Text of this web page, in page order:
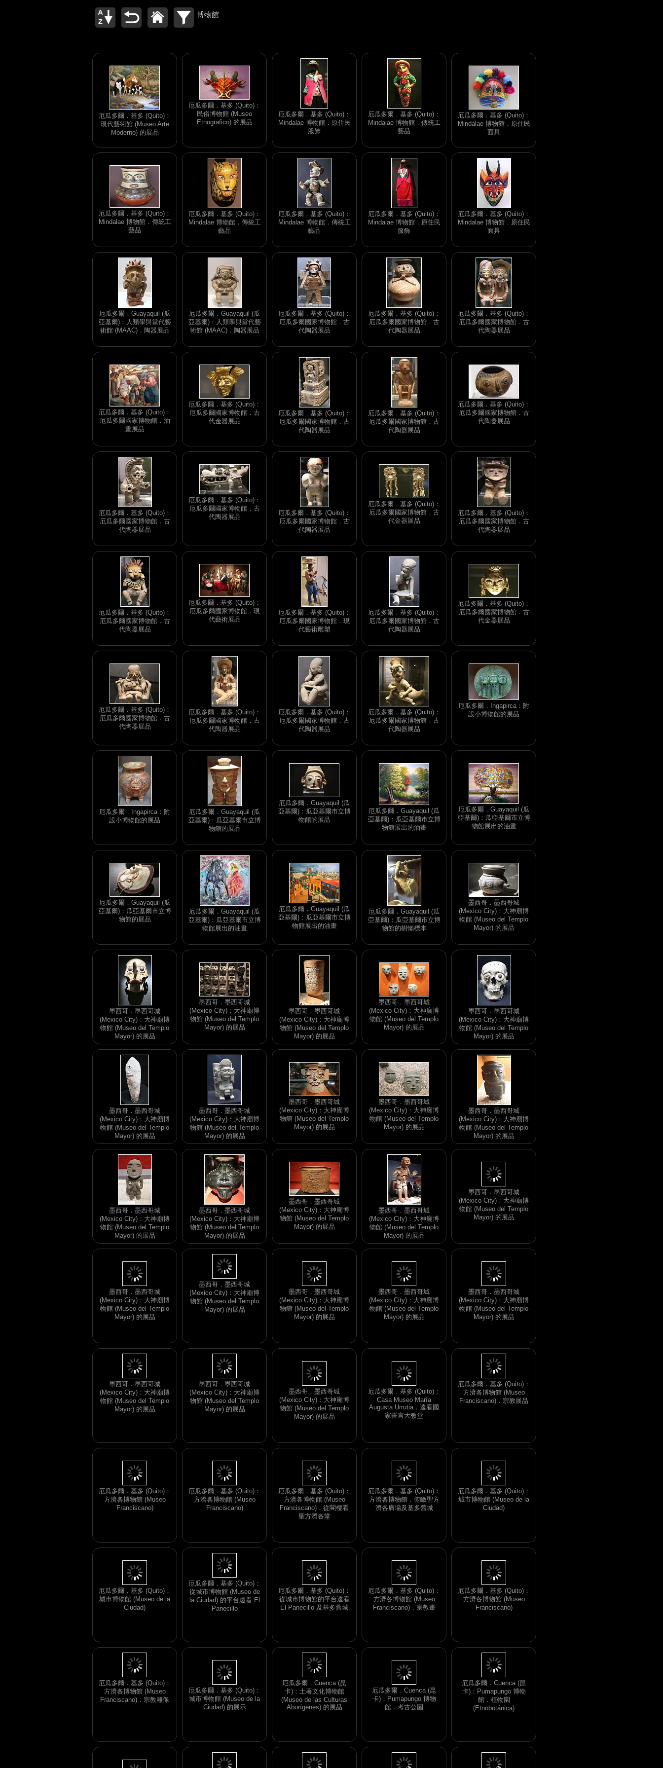
博物館
厄瓜多爾．基多 (Quito)：
現代藝術館 (Museo Arte
Moderno) 的展品
厄瓜多爾．基多 (Quito)：
民俗博物館 (Museo
Etnografico) 的展品
厄瓜多爾．基多 (Quito)：
Mindalae 博物館．原住民
服飾
厄瓜多爾．基多 (Quito)：
Mindalae 博物館．傳統工
藝品
厄瓜多爾．基多 (Quito)：
Mindalae 博物館．原住民
面具
厄瓜多爾．基多 (Quito)：
Mindalae 博物館．傳統工
藝品
厄瓜多爾．基多 (Quito)：
Mindalae 博物館．傳統工
藝品
厄瓜多爾．基多 (Quito)：
Mindalae 博物館．傳統工
藝品
厄瓜多爾．基多 (Quito)：
Mindalae 博物館．原住民
服飾
厄瓜多爾．基多 (Quito)：
Mindalae 博物館．原住民
面具
厄瓜多爾．Guayaquil (瓜
亞基爾)：人類學與當代藝
術館 (MAAC)．陶器展品
厄瓜多爾．Guayaquil (瓜
亞基爾)：人類學與當代藝
術館 (MAAC)．陶器展品
厄瓜多爾．基多 (Quito)：
厄瓜多爾國家博物館．古
代陶器展品
厄瓜多爾．基多 (Quito)：
厄瓜多爾國家博物館．古
代陶器展品
厄瓜多爾．基多 (Quito)：
厄瓜多爾國家博物館．古
代陶器展品
厄瓜多爾．基多 (Quito)：
厄瓜多爾國家博物館．油
畫展品
厄瓜多爾．基多 (Quito)：
厄瓜多爾國家博物館．古
代金器展品
厄瓜多爾．基多 (Quito)：
厄瓜多爾國家博物館．古
代陶器展品
厄瓜多爾．基多 (Quito)：
厄瓜多爾國家博物館．古
代陶器展品
厄瓜多爾．基多 (Quito)：
厄瓜多爾國家博物館．古
代陶器展品
厄瓜多爾．基多 (Quito)：
厄瓜多爾國家博物館．古
代陶器展品
厄瓜多爾．基多 (Quito)：
厄瓜多爾國家博物館．古
代陶器展品
厄瓜多爾．基多 (Quito)：
厄瓜多爾國家博物館．古
代陶器展品
厄瓜多爾．基多 (Quito)：
厄瓜多爾國家博物館．古
代金器展品
厄瓜多爾．基多 (Quito)：
厄瓜多爾國家博物館．古
代陶器展品
厄瓜多爾．基多 (Quito)：
厄瓜多爾國家博物館．古
代陶器展品
厄瓜多爾．基多 (Quito)：
厄瓜多爾國家博物館．現
代藝術展品
厄瓜多爾．基多 (Quito)：
厄瓜多爾國家博物館．現
代藝術雕塑
厄瓜多爾．基多 (Quito)：
厄瓜多爾國家博物館．古
代陶器展品
厄瓜多爾．基多 (Quito)：
厄瓜多爾國家博物館．古
代金器展品
厄瓜多爾．基多 (Quito)：
厄瓜多爾國家博物館．古
代陶器展品
厄瓜多爾．基多 (Quito)：
厄瓜多爾國家博物館．古
代陶器展品
厄瓜多爾．基多 (Quito)：
厄瓜多爾國家博物館．古
代陶器展品
厄瓜多爾．基多 (Quito)：
厄瓜多爾國家博物館．古
代陶器展品
厄瓜多爾．Ingapirca：附
設小博物館的展品
厄瓜多爾．Ingapirca：附
設小博物館的展品
厄瓜多爾．Guayaquil (瓜
亞基爾)：瓜亞基爾市立博
物館的展品
厄瓜多爾．Guayaquil (瓜
亞基爾)：瓜亞基爾市立博
物館的展品
厄瓜多爾．Guayaquil (瓜
亞基爾)：瓜亞基爾市立博
物館展出的油畫
厄瓜多爾．Guayaquil (瓜
亞基爾)：瓜亞基爾市立博
物館展出的油畫
厄瓜多爾．Guayaquil (瓜
亞基爾)：瓜亞基爾市立博
物館的展品
厄瓜多爾．Guayaquil (瓜
亞基爾)：瓜亞基爾市立博
物館展出的油畫
厄瓜多爾．Guayaquil (瓜
亞基爾)：瓜亞基爾市立博
物館展出的油畫
厄瓜多爾．Guayaquil (瓜
亞基爾)：瓜亞基爾市立博
物館的樹懶標本
墨西哥．墨西哥城
(Mexico City)：大神廟博
物館 (Museo del Templo
Mayor) 的展品
墨西哥．墨西哥城
(Mexico City)：大神廟博
物館 (Museo del Templo
Mayor) 的展品
墨西哥．墨西哥城
(Mexico City)：大神廟博
物館 (Museo del Templo
Mayor) 的展品
墨西哥．墨西哥城
(Mexico City)：大神廟博
物館 (Museo del Templo
Mayor) 的展品
墨西哥．墨西哥城
(Mexico City)：大神廟博
物館 (Museo del Templo
Mayor) 的展品
墨西哥．墨西哥城
(Mexico City)：大神廟博
物館 (Museo del Templo
Mayor) 的展品
墨西哥．墨西哥城
(Mexico City)：大神廟博
物館 (Museo del Templo
Mayor) 的展品
墨西哥．墨西哥城
(Mexico City)：大神廟博
物館 (Museo del Templo
Mayor) 的展品
墨西哥．墨西哥城
(Mexico City)：大神廟博
物館 (Museo del Templo
Mayor) 的展品
墨西哥．墨西哥城
(Mexico City)：大神廟博
物館 (Museo del Templo
Mayor) 的展品
墨西哥．墨西哥城
(Mexico City)：大神廟博
物館 (Museo del Templo
Mayor) 的展品
墨西哥．墨西哥城
(Mexico City)：大神廟博
物館 (Museo del Templo
Mayor) 的展品
墨西哥．墨西哥城
(Mexico City)：大神廟博
物館 (Museo del Templo
Mayor) 的展品
墨西哥．墨西哥城
(Mexico City)：大神廟博
物館 (Museo del Templo
Mayor) 的展品
墨西哥．墨西哥城
(Mexico City)：大神廟博
物館 (Museo del Templo
Mayor) 的展品
墨西哥．墨西哥城
(Mexico City)：大神廟博
墨西哥．墨西哥城
(Mexico City)：大神廟博
物館 (Museo del Templo
墨西哥．墨西哥城
墨西哥．墨西哥城
(Mexico City)：大神廟博
物館 (Museo del Templo
墨西哥．墨西哥城
(Mexico City)：大神廟博
物館 (Museo del Templo
墨西哥．墨西哥城
(Mexico City)：大神廟博
物館 (Museo del Templo
墨西哥．墨西哥城
墨西哥．墨西哥城
墨西哥．墨西哥城
(Mexico City)：大神廟博
物館 (Museo del Templo
厄瓜多爾．基多 (Quito)：
Casa Museo María
Augusta Urrutia．遠看國
厄瓜多爾．基多 (Quito)：
方濟各博物館 (Museo
厄瓜多爾．基多 (Quito)：
方濟各博物館 (Museo
厄瓜多爾．基多 (Quito)：
方濟各博物館 (Museo
Franciscano)．從閣樓看
厄瓜多爾．基多 (Quito)：
方濟各博物館．俯瞰聖方
厄瓜多爾．基多 (Quito)：
城市博物館 (Museo de la
Ciudad)
厄瓜多爾．基多 (Quito)：
城市博物館 (Museo de la
厄瓜多爾．基多 (Quito)：
厄瓜多爾．基多 (Quito)：
從城市博物館的平台遠看
厄瓜多爾．基多 (Quito)：
方濟各博物館 (Museo
厄瓜多爾．基多 (Quito)：
方濟各博物館 (Museo
厄瓜多爾．基多 (Quito)：
城市博物館 (Museo de la
厄瓜多爾．Cuenca (昆
厄瓜多爾．Cuenca (昆
卡)：Pumapungo 博物
厄瓜多爾．Cuenca (昆